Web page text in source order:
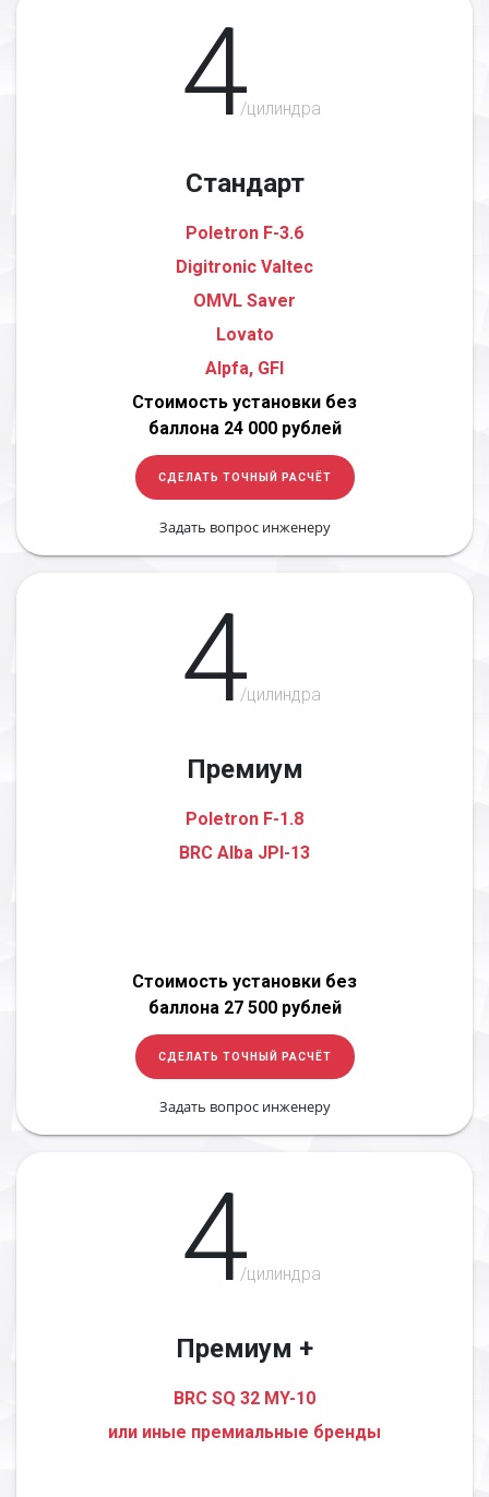
4/цилиндра
Стандарт
Poletron F-3.6
Digitronic Valtec
OMVL Saver
Lovato
Alpfa, GFI
Стоимость установки без
баллона 24 000 рублей
СДЕЛАТЬ ТОЧНЫЙ РАСЧЁТ
Задать вопрос инженеру
4/цилиндра
Премиум
Poletron F-1.8
BRC Alba JPI-13
Стоимость установки без
баллона 27 500 рублей
СДЕЛАТЬ ТОЧНЫЙ РАСЧЁТ
Задать вопрос инженеру
4/цилиндра
Премиум +
BRC SQ 32 MY-10
или иные премиальные бренды